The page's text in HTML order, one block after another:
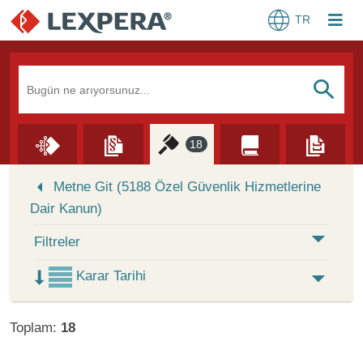
TR
S
18
Metne Git (5188 Özel Güvenlik Hizmetlerine
Dair Kanun)
Filtreler
Karar Tarihi
Toplam: 18